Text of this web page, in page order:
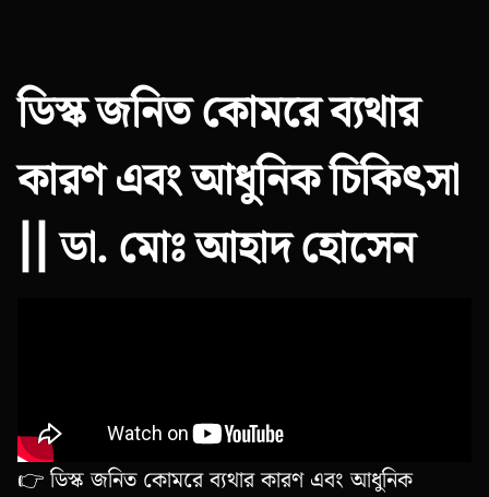
ডিস্ক জনিত কোমরে ব্যথার
কারণ এবং আধুনিক চিকিৎসা
|| ডা. মোঃ আহাদ হোসেন
👉 ডিস্ক জনিত কোমরে ব্যথার কারণ এবং আধুনিক